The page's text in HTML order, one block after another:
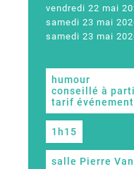
vendredi 22 mai
samedi 23 mai
samedi 23 mai
humour
conseillé à
tarif
1h15
salle Pierre